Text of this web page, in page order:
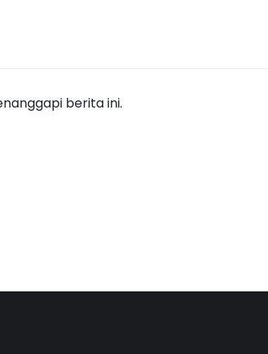
berita ini.